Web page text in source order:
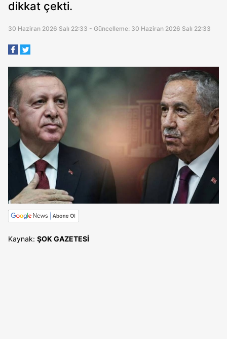
dikkat çekti.
30 Haziran 2026 Salı 22:33 - Güncelleme: 30 Haziran 2026 Salı 22:33
Kaynak: ŞOK GAZETESİ